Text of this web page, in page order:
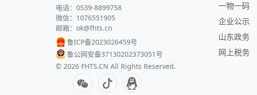
电话：0539-8899758
微信：1076551905
邮箱：ok@fhts.cn
鲁ICP备2023026459号
鲁公网安备37130202373051号
© 2026 FHTS.CN All Rights Reserved.
一物一码
企业公示
山东政务
网上税务